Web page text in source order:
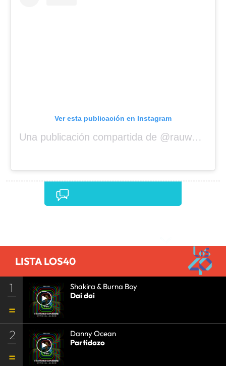
Ver esta publicación en Instagram
Una publicación compartida de @rauwalejandro
LISTA LOS40
1
Shakira & Burna Boy
Dai dai
2
Danny Ocean
Partidazo